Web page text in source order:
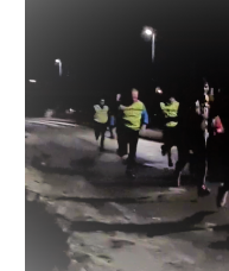
Kondistreninga
Nes!